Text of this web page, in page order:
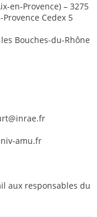
en-Provence) – 3275
Provence Cedex 5
Bouches-du-Rhône
amu.fr
aux responsables du